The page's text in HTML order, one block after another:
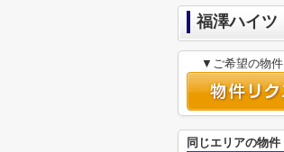
福澤ハイツ
▼ご希望の物
同じエリアの物件